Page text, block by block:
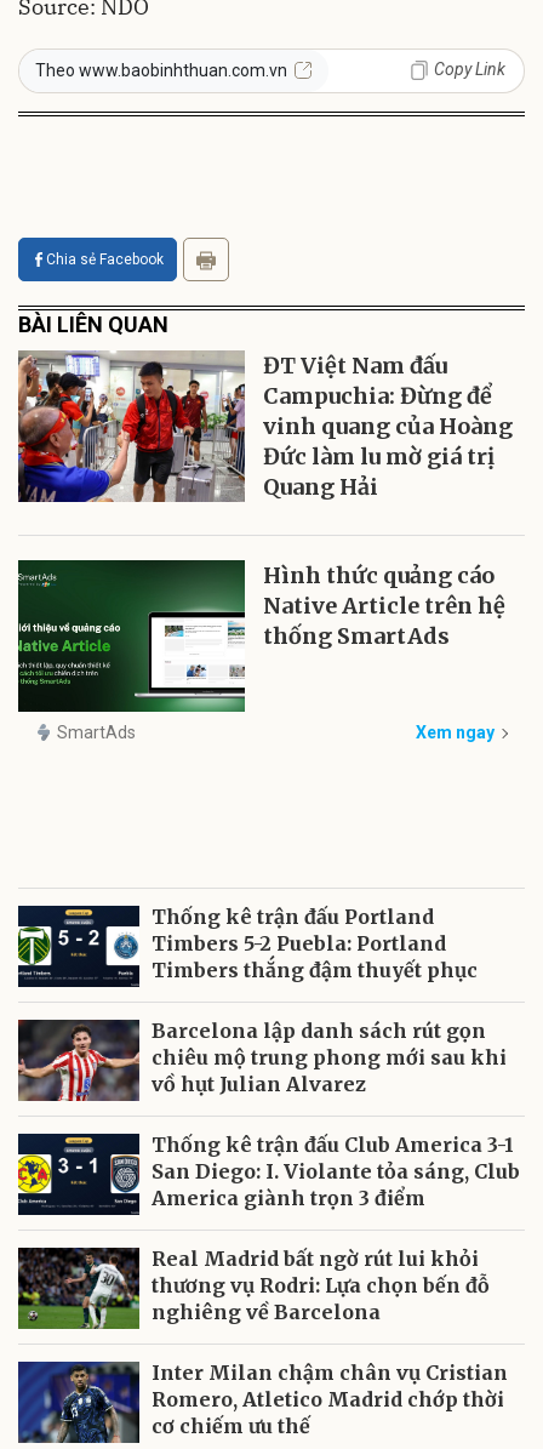
Source: NDO
Theo www.baobinhthuan.com.vn Copy Link
Chia sẻ Facebook
BÀI LIÊN QUAN
ĐT Việt Nam đấu
Campuchia: Đừng để
vinh quang của Hoàng
Đức làm lu mờ giá trị
Quang Hải
Hình thức quảng cáo
Native Article trên hệ
thống SmartAds
SmartAds Xem ngay
Thống kê trận đấu Portland
Timbers 5-2 Puebla: Portland
Timbers thắng đậm thuyết phục
Barcelona lập danh sách rút gọn
chiêu mộ trung phong mới sau khi
vồ hụt Julian Alvarez
Thống kê trận đấu Club America 3-1
San Diego: I. Violante tỏa sáng, Club
America giành trọn 3 điểm
Real Madrid bất ngờ rút lui khỏi
thương vụ Rodri: Lựa chọn bến đỗ
nghiêng về Barcelona
Inter Milan chậm chân vụ Cristian
Romero, Atletico Madrid chớp thời
cơ chiếm ưu thế